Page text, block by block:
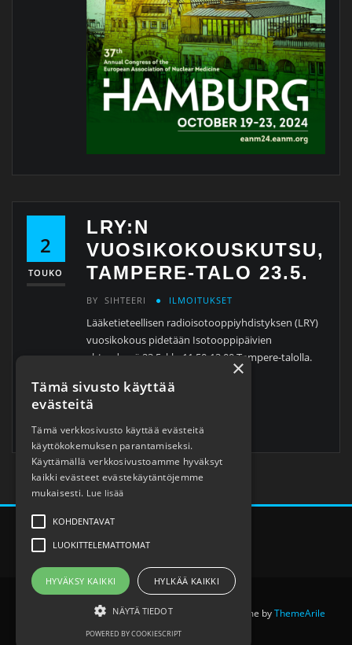
2
TOUKO
LRY:N
VUOSIKOKOUSKUTSU,
TAMPERE-TALO 23.5.
BY SIHTEERI ILMOITUKSET
Lääketieteellisen radioisotooppiyhdistyksen (LRY)
vuosikokous pidetään Isotooppipäivien
yhteydessä 23.5. klo 11.50-13.00 Tampere-talolla.
Tervetuloa!
[ESITYSLISTA pdf]
© Copyright 2021 - Designexo Interior Design Theme byThemeArile
×
Tämä sivusto käyttää
evästeitä
Tämä verkkosivusto käyttää evästeitä
käyttökokemuksen parantamiseksi.
Käyttämällä verkkosivustoamme hyväksyt
kaikki evästeet evästekäytäntöjemme
mukaisesti. Lue lisää
KOHDENTAVAT
LUOKITTELEMATTOMAT
HYVÄKSY KAIKKI HYLKÄÄ KAIKKI
NÄYTÄ TIEDOT
POWERED BY COOKIESCRIPT